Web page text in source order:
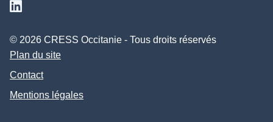
© 2026 CRESS Occitanie - Tous droits réservés
Plan du site
Contact
Mentions légales